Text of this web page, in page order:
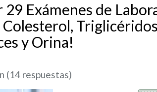
29 Exámenes de
y Orina!
(14 respuestas)